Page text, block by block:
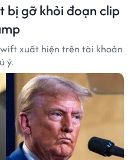
bị gỡ khỏi đoạn clip
xuất hiện trên tài khoản
ý.